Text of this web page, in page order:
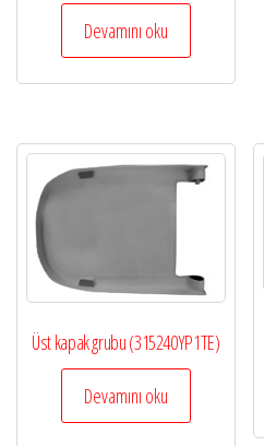
Devamını oku
Üst kapak grubu (315240YP1TE)
Devamını oku